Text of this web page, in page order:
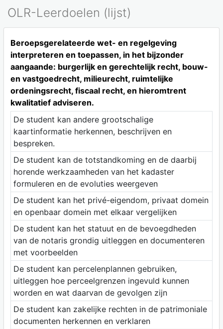
OLR-Leerdoelen (lijst)
Beroepsgerelateerde wet- en regelgeving
interpreteren en toepassen, in het bijzonder
aangaande: burgerlijk en gerechtelijk recht, bouw-
en vastgoedrecht, milieurecht, ruimtelijke
ordeningsrecht, fiscaal recht, en hieromtrent
kwalitatief adviseren.
De student kan andere grootschalige
kaartinformatie herkennen, beschrijven en
bespreken.
De student kan de totstandkoming en de daarbij
horende werkzaamheden van het kadaster
formuleren en de evoluties weergeven
De student kan het privé-eigendom, privaat domein
en openbaar domein met elkaar vergelijken
De student kan het statuut en de bevoegdheden
van de notaris grondig uitleggen en documenteren
met voorbeelden
De student kan percelenplannen gebruiken,
uitleggen hoe perceelgrenzen ingevuld kunnen
worden en wat daarvan de gevolgen zijn
De student kan zakelijke rechten in de patrimoniale
documenten herkennen en verklaren